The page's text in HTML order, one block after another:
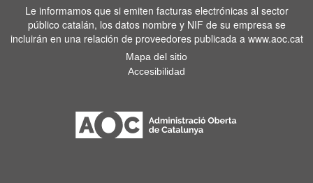
Le informamos que si emiten facturas electrónicas al sector
público catalán, los datos nombre y NIF de su empresa se
incluirán en una relación de proveedores publicada a www.aoc.cat
Mapa del sitio
Accesibilidad